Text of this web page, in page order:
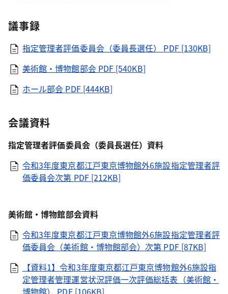
議事録
指定管理者評価委員会（委員長選任） PDF [130KB]
美術館・博物館部会 PDF [540KB]
ホール部会 PDF [444KB]
会議資料
指定管理者評価委員会（委員長選任）資料
令和3年度東京都江戸東京博物館外6施設指定管理者評
価委員会次第 PDF [212KB]
美術館・博物館部会資料
令和3年度東京都江戸東京博物館外6施設指定管理者評
価委員会（美術館・博物館部会）次第 PDF [87KB]
【資料1】令和3年度東京都江戸東京博物館外6施設指
定管理者管理運営状況評価一次評価総括表（美術館・
博物館） PDF [106KB]